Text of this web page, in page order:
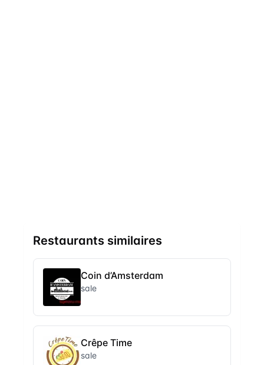
Restaurants similaires
Coin d’Amsterdam
sale
Crêpe Time
sale